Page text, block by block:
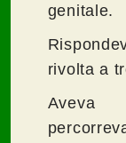
genitale.
rivolta a
Aveva